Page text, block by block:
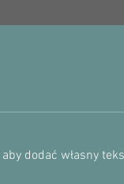
dodać własny